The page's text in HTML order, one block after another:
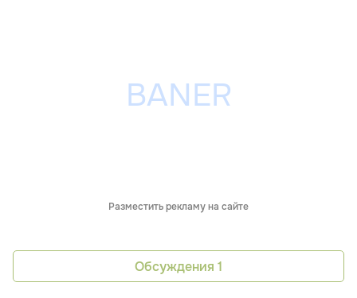
Разместить рекламу на сайте
Обсуждения 1